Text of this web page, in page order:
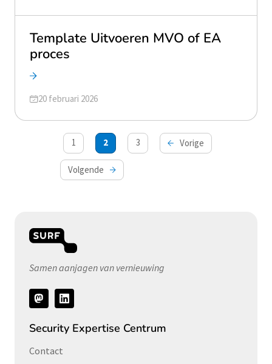
Template Uitvoeren MVO of EA
proces
Geüpdatet op
20 februari 2026
Berichten
paginering
Vorige
1 2 3
Volgende
Samen aanjagen van vernieuwing
Volg
ons
Security Expertise Centrum
Contact